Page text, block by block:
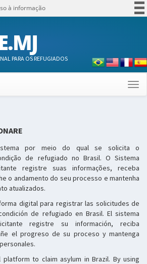
à informação
Canais
PARA OS REFUGIADOS
por meio do qual se solicita o
de refugiado no Brasil. O Sistema
registre suas informações, receba
o andamento do seu processo e mantenha
atualizados.
digital para registrar las solicitudes de
de refugiado en Brasil. El sistema
registre su información, reciba
el progreso de su proceso y mantenga
to claim asylum in Brazil. By using